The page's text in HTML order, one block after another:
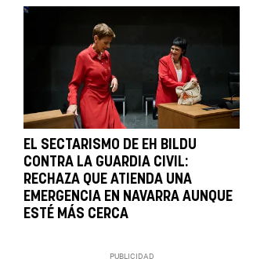
EL SECTARISMO DE EH BILDU
CONTRA LA GUARDIA CIVIL:
RECHAZA QUE ATIENDA UNA
EMERGENCIA EN NAVARRA AUNQUE
ESTÉ MÁS CERCA